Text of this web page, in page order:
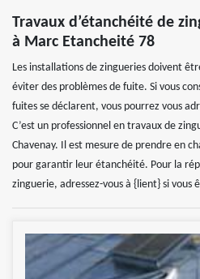
Travaux d’étanchéité de
à Marc Etancheité 78
Les installations de zingueries doivent
éviter des problèmes de fuite. Si vous
fuites se déclarent, vous pourrez vous
C’est un professionnel en travaux de
Chavenay. Il est mesure de prendre en
pour garantir leur étanchéité. Pour la
zinguerie, adressez-vous à {lient} si vous